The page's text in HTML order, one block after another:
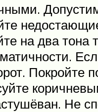
на два тона
Покройте
Не